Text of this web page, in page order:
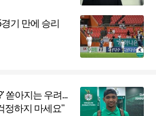
기 만에 승리
쏟아지는 우려...
정하지 마세요"